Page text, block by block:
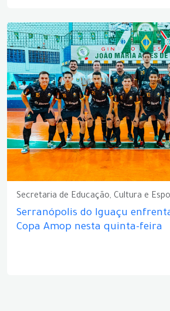
Secretaria de Educação, Cultura e
Serranópolis do Iguaçu
Copa Amop nesta quinta-feira